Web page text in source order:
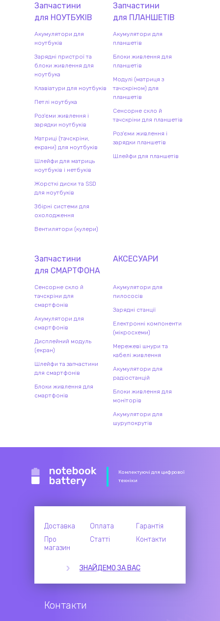
Запчастини
для НОУТБУК ІВ
Акумулятори для
ноутбуків
Зарядні пристрої та
блоки живлення для
ноутбука
Клавіатури для ноутбуків
Петлі ноутбука
Роз'єми живлення і
зарядки ноутбуків
Матриці (тачскріни,
екрани) для ноутбуків
Шлейфи для матриць
ноутбуків і нетбуків
Жорсткі диски та SSD
для ноутбуків
Збірні системи для
охолодження
Вентилятори (кулери)
Запчастини
для ПЛАНШЕТ ІВ
Акумулятори для
планшетів
Блоки живлення для
планшетів
Модулі (матриця з
тачскріном) для
планшетів
Сенсорне скло й
тачскріни для планшетів
Роз'єми живлення і
зарядки планшетів
Шлейфи для планшетів
Запчастини
для СМАРТФОНА
Сенсорне скло й
тачскріни для
смартфонів
Акумулятори для
смартфонів
Дисплейний модуль
(екран)
Шлейфи та запчастини
для смартфонів
Блоки живлення для
смартфонів
АКСЕСУАРИ
Акумулятори для
пилососів
Зарядні станції
Електронні компоненти
(мікросхеми)
Мережеві шнури та
кабелі живлення
Акумулятори для
радіостанцій
Блоки живлення для
моніторів
Акумулятори для
шурупокрутів
Комлектуючі для цифрової
техніки
Доставка Оплата
Гарантія
Про
магазин
Статті Контакти
ЗНАЙДЕМО ЗА ВАС
Контакти